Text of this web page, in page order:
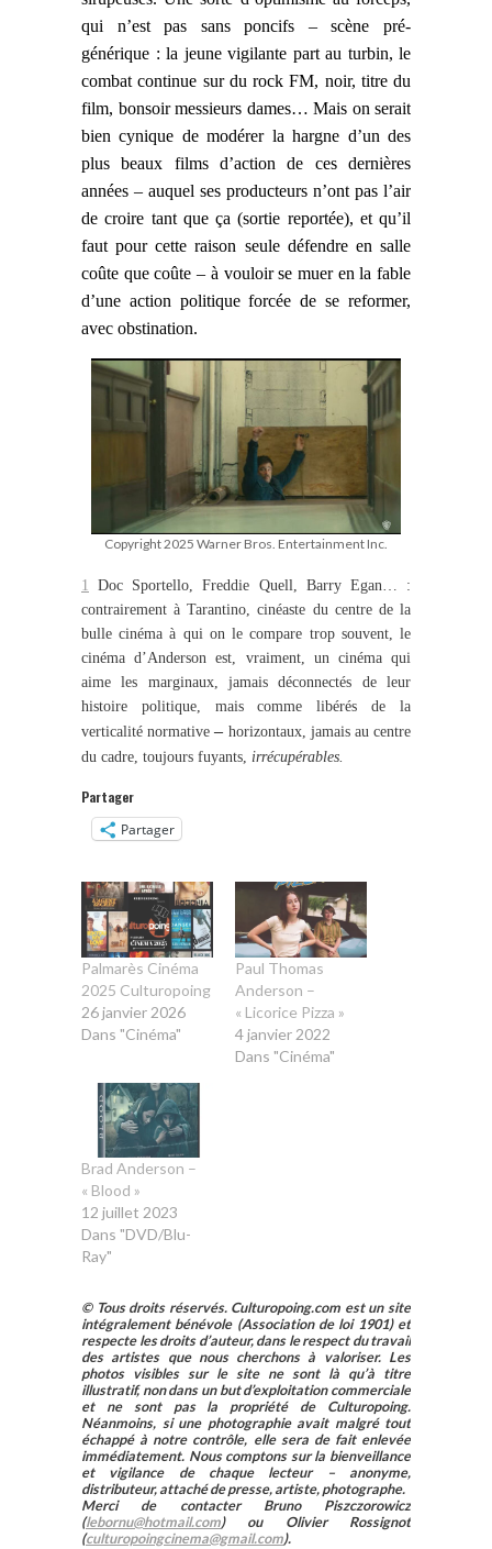
qui n’est pas sans poncifs – scène pré-
générique : la jeune vigilante part au turbin, le
combat continue sur du rock FM, noir, titre du
film, bonsoir messieurs dames… Mais on serait
bien cynique de modérer la hargne d’un des
plus beaux films d’action de ces dernières
années – auquel ses producteurs n’ont pas l’air
de croire tant que ça (sortie reportée), et qu’il
faut pour cette raison seule défendre en salle
coûte que coûte – à vouloir se muer en la fable
d’une action politique forcée de se reformer,
avec obstination.
Copyright 2025 Warner Bros. Entertainment Inc.
1 Doc Sportello, Freddie Quell, Barry Egan… :
contrairement à Tarantino, cinéaste du centre de la
bulle cinéma à qui on le compare trop souvent, le
cinéma d’Anderson est, vraiment, un cinéma qui
aime les marginaux, jamais déconnectés de leur
histoire politique, mais comme libérés de la
verticalité normative– horizontaux, jamais au centre
du cadre, toujours fuyants, irrécupérables.
Partager
Partager
Palmarès Cinéma
2025 Culturopoing
26 janvier 2026
Dans "Cinéma"
Paul Thomas
Anderson –
« Licorice Pizza »
4 janvier 2022
Dans "Cinéma"
Brad Anderson –
« Blood »
12 juillet 2023
Dans "DVD/Blu-
Ray"
© Tous droits réservés. Culturopoing.com est un site
intégralement bénévole (Association de loi 1901) et
respecte les droits d’auteur, dans le respect du travail
des artistes que nous cherchons à valoriser. Les
photos visibles sur le site ne sont là qu’à titre
illustratif, non dans un but d’exploitation commerciale
et ne sont pas la propriété de Culturopoing.
Néanmoins, si une photographie avait malgré tout
échappé à notre contrôle, elle sera de fait enlevée
immédiatement. Nous comptons sur la bienveillance
et vigilance de chaque lecteur – anonyme,
distributeur, attaché de presse, artiste, photographe.
Merci de contacter Bruno Piszczorowicz
(lebornu@hotmail.com) ou Olivier Rossignot
(culturopoingcinema@gmail.com).